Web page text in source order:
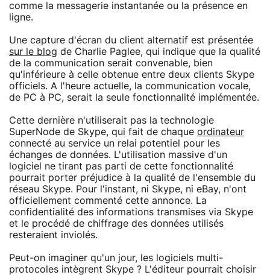
comme la messagerie instantanée ou la présence en
ligne.
Une capture d'écran du client alternatif est présentée
sur le blog de Charlie Paglee, qui indique que la qualité
de la communication serait convenable, bien
qu'inférieure à celle obtenue entre deux clients Skype
officiels. A l'heure actuelle, la communication vocale,
de PC à PC, serait la seule fonctionnalité implémentée.
Cette dernière n'utiliserait pas la technologie
SuperNode de Skype, qui fait de chaque ordinateur
connecté au service un relai potentiel pour les
échanges de données. L'utilisation massive d'un
logiciel ne tirant pas parti de cette fonctionnalité
pourrait porter préjudice à la qualité de l'ensemble du
réseau Skype. Pour l'instant, ni Skype, ni eBay, n'ont
officiellement commenté cette annonce. La
confidentialité des informations transmises via Skype
et le procédé de chiffrage des données utilisés
resteraient inviolés.
Peut-on imaginer qu'un jour, les logiciels multi-
protocoles intègrent Skype ? L'éditeur pourrait choisir